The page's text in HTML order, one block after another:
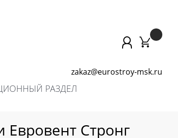
zakaz@eurostroy-msk.ru
РАЗДЕЛ
Евровент Стронг